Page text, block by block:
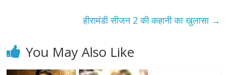
हीरामंडी सीजन 2 की कहानी का खुलासा →
You May Also Like